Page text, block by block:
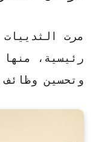
مرت
رئيسية،
وتحسين وظائف